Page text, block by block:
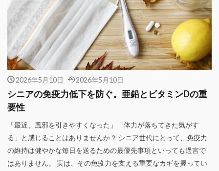
2026年5月10日 2026年5月10日
シニアの免疫力低下を防ぐ。亜鉛とビタミンDの重
要性
「最近、風邪を引きやすくなった」「体力が落ちてきた気がす
る」と感じることはありませんか？ シニア世代にとって、免疫力
の維持は健やかな毎日を送るための最優先事項といっても過言で
はありません。 実は、その免疫力を支える重要なカギを握ってい